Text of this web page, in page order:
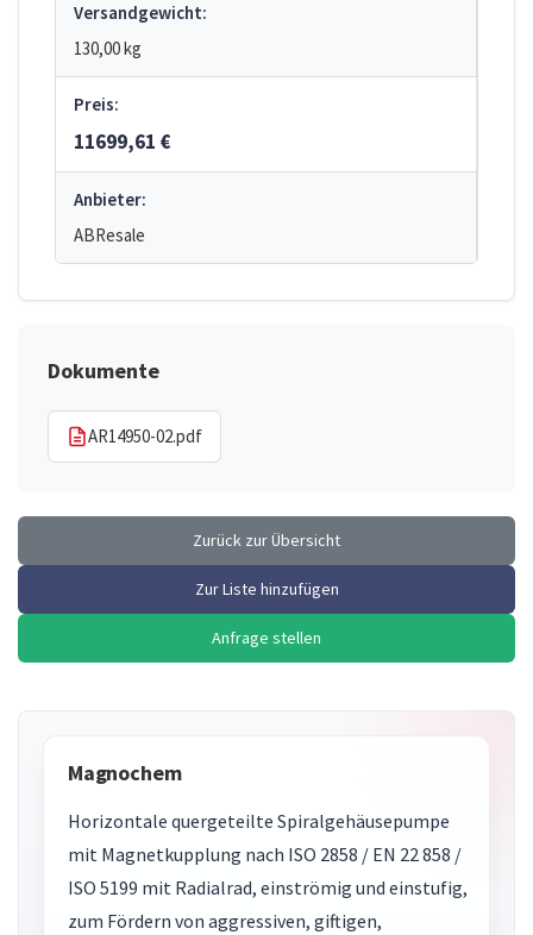
Versandgewicht:
130,00 kg
Preis:
11699,61 €
Anbieter:
ABResale
Dokumente
AR14950-02.pdf
Zurück zur Übersicht
Zur Liste hinzufügen
Anfrage stellen
Magnochem
Horizontale quergeteilte Spiralgehäusepumpe
mit Magnetkupplung nach ISO 2858 / EN 22 858 /
ISO 5199 mit Radialrad, einströmig und einstufig,
zum Fördern von aggressiven, giftigen,